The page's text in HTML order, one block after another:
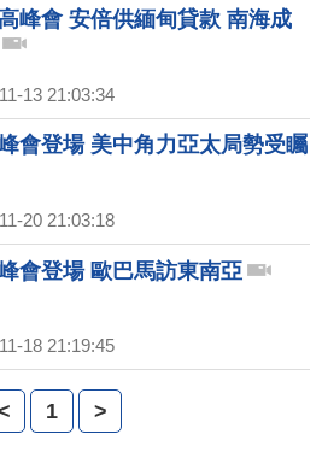
峰會 安倍供緬甸貸款 南海成
13 21:03:34
會登場 美中角力亞太局勢受矚
20 21:03:18
會登場 歐巴馬訪東南亞
18 21:19:45
1 >